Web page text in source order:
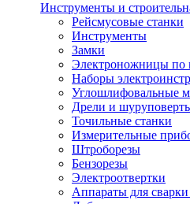
Инструменты и
Рейсмусовые станки
Инструменты
Замки
Электроножницы по
Наборы
Дрели и
Точильные станки
Измерительные
Штроборезы
Бензорезы
Электроотвертки
Аппараты для